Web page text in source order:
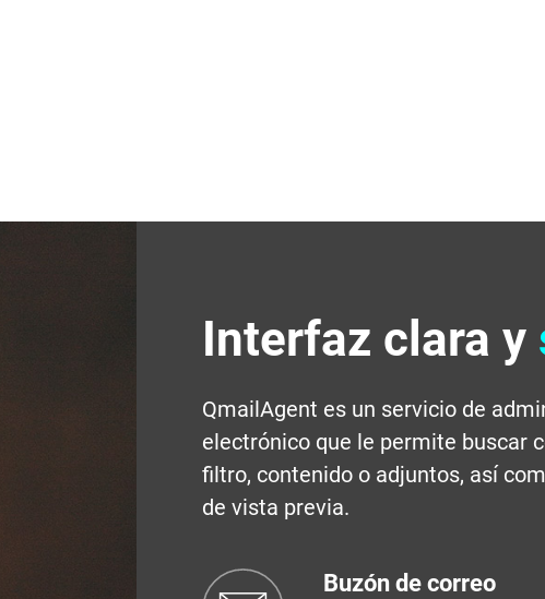
Interfaz clara y
QmailAgent es un servicio de
electrónico que le permite buscar
filtro, contenido o adjuntos, así
de vista previa.
Buzón de correo